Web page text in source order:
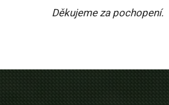
Děkujeme za pochopení.